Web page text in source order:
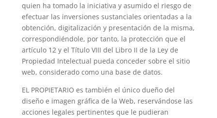
quien ha tomado la iniciativa y asumido el riesgo de
efectuar las inversiones sustanciales orientadas a la
obtención, digitalización y presentación de la misma,
correspondiéndole, por tanto, la protección que el
artículo 12 y el Título VIII del Libro II de la Ley de
Propiedad Intelectual pueda conceder sobre el sitio
web, considerado como una base de datos.
EL PROPIETARIO es también el único dueño del
diseño e imagen gráfica de la Web, reservándose las
acciones legales pertinentes que le pudieran